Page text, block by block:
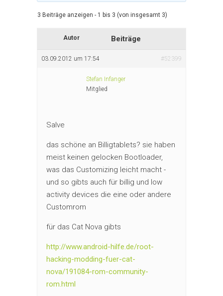
3 Beiträge anzeigen - 1 bis 3 (von insgesamt 3)
Autor Beiträge
03.09.2012 um 17:54 #52399
Stefan Infanger
Mitglied
Salve
das schöne an Billigtablets? sie haben
meist keinen gelocken Bootloader,
was das Customizing leicht macht -
und so gibts auch für billig und low
activity devices die eine oder andere
Customrom
für das Cat Nova gibts
http://www.android-hilfe.de/root-
hacking-modding-fuer-cat-
nova/191084-rom-community-
rom.html